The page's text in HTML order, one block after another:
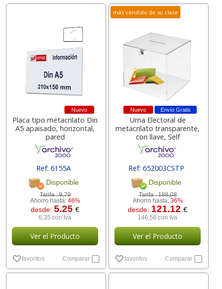
Nuevo
Placa tipo metacrilato Din
A5 apaisado, horizontal,
pared
Ref: 6155A
Disponible
Tarifa :9,79
Ahorro hasta: 46%
desde:5.25€
6,35 con Iva
Ver el Producto
favoritos Comparar
más vendido de su clase
Envío Gratis
Nuevo
Urna Electoral de
metacrilato transparente,
con llave, Self
Ref: 652003CSTP
[ 150363 ]
Disponible
Tarifa :188,08
Ahorro hasta: 36%
desde: 121.12€
146,56 con Iva
Ver el Producto
favoritos Comparar